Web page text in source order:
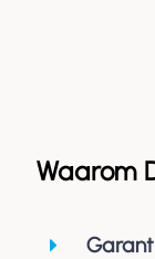
Waarom